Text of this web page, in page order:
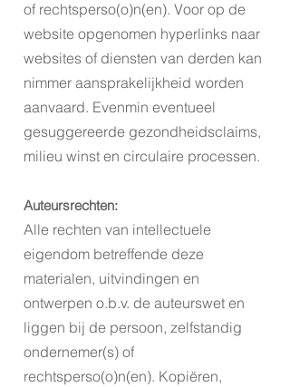
of rechtsperso(o)n(en). Voor op de
website opgenomen hyperlinks naar
websites of diensten van derden kan
nimmer aansprakelijkheid worden
aanvaard. Evenmin eventueel
gesuggereerde gezondheidsclaims,
milieu winst en circulaire processen.
Auteursrechten:
Alle rechten van intellectuele
eigendom betreffende deze
materialen, uitvindingen en
ontwerpen o.b.v. de auteurswet en
liggen bij de persoon, zelfstandig
ondernemer(s) of
rechtsperso(o)n(en). Kopiëren,